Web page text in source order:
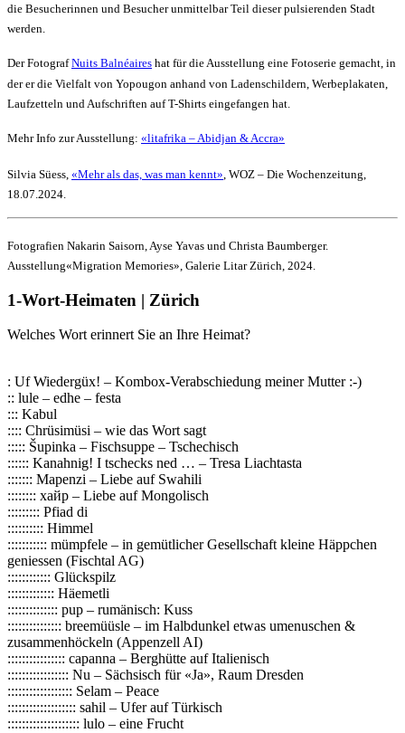
die Besucherinnen und Besucher unmittelbar Teil dieser pulsierenden Stadt
werden.
Der FotografNuits Balnéaires hat für die Ausstellung eine Fotoserie gemacht, in
der er die Vielfalt von Yopougon anhand von Ladenschildern, Werbeplakaten,
Laufzetteln und Aufschriften auf T-Shirts eingefangen hat.
Mehr Info zur Ausstellung: «litafrika – Abidjan & Accra»
Silvia Süess, «Mehr als das, was man kennt», WOZ – Die Wochenzeitung,
18.07.2024.
Fotografien Nakarin Saisorn, Ayse Yavas und Christa Baumberger.
Ausstellung«Migration Memories», Galerie Litar Zürich, 2024.
1-Wort-Heimaten | Zürich
Welches Wort erinnert Sie an Ihre Heimat?
: Uf Wiedergüx! – Kombox-Verabschiedung meiner Mutter :-)
:: lule – edhe – festa
::: Kabul
:::: Chrüsimüsi – wie das Wort sagt
::::: Šupinka – Fischsuppe – Tschechisch
:::::: Kanahnig! I tschecks ned … – Tresa Liachtasta
::::::: Mapenzi – Liebe auf Swahili
:::::::: хайр – Liebe auf Mongolisch
::::::::: Pfiad di
:::::::::: Himmel
::::::::::: mümpfele – in gemütlicher Gesellschaft kleine Häppchen
geniessen (Fischtal AG)
:::::::::::: Glückspilz
::::::::::::: Häemetli
:::::::::::::: pup – rumänisch: Kuss
::::::::::::::: breemüüsle – im Halbdunkel etwas umenuschen &
zusammenhöckeln (Appenzell AI)
:::::::::::::::: capanna – Berghütte auf Italienisch
::::::::::::::::: Nu – Sächsisch für «Ja», Raum Dresden
:::::::::::::::::: Selam – Peace
::::::::::::::::::: sahil – Ufer auf Türkisch
:::::::::::::::::::: lulo – eine Frucht